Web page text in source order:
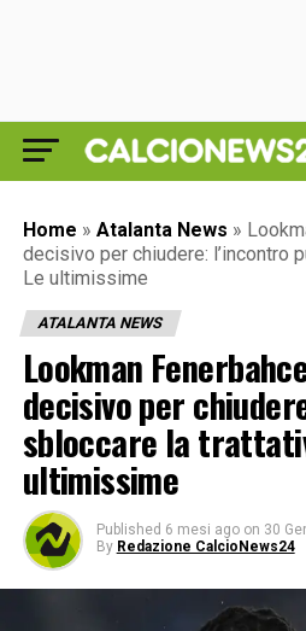
Home » Atalanta News »
decisivo per chiudere: l’incontro
Le ultimissime
ATALANTA NEWS
Lookman
decisivo per
sbloccare la
ultimissime
Published 6 mesi ago on 30
By Redazione CalcioNews24